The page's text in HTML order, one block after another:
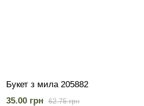
Букет з мила 205882
62.75 грн
35.00 грн